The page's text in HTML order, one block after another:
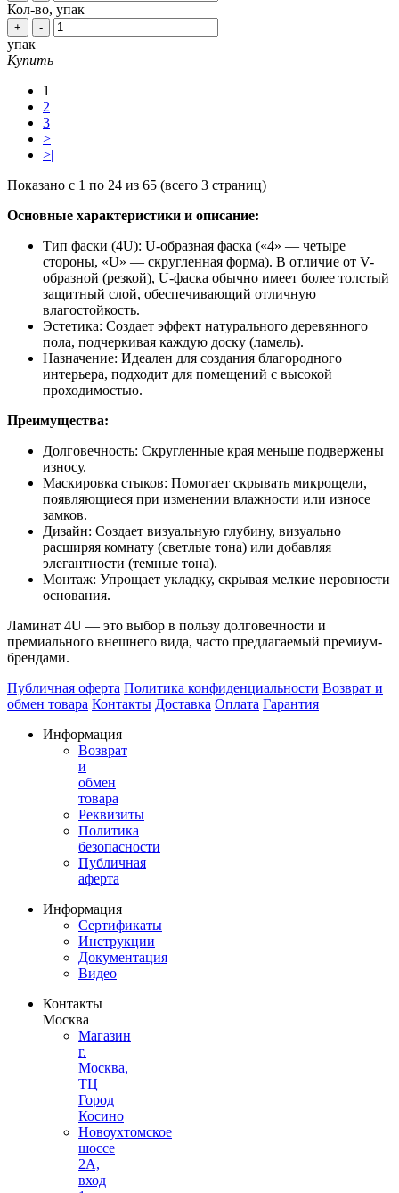
Кол-во, упак
+ -
упак
Купить
1
2
3
>
>|
Показано с 1 по 24 из 65 (всего 3 страниц)
Основные характеристики и описание:
Тип фаски (4U): U-образная фаска («4» — четыре
стороны, «U» — скругленная форма). В отличие от V-
образной (резкой), U-фаска обычно имеет более толстый
защитный слой, обеспечивающий отличную
влагостойкость.
Эстетика: Создает эффект натурального деревянного
пола, подчеркивая каждую доску (ламель).
Назначение: Идеален для создания благородного
интерьера, подходит для помещений с высокой
проходимостью.
Преимущества:
Долговечность: Скругленные края меньше подвержены
износу.
Маскировка стыков: Помогает скрывать микрощели,
появляющиеся при изменении влажности или износе
замков.
Дизайн: Создает визуальную глубину, визуально
расширяя комнату (светлые тона) или добавляя
элегантности (темные тона).
Монтаж: Упрощает укладку, скрывая мелкие неровности
основания.
Ламинат 4U — это выбор в пользу долговечности и
премиального внешнего вида, часто предлагаемый премиум-
брендами.
Публичная оферта Политика конфиденциальности Возврат и
обмен товара Контакты Доставка Оплата Гарантия
Информация
Возврат
и
обмен
товара
Реквизиты
Политика
безопасности
Публичная
аферта
Информация
Сертификаты
Инструкции
Документация
Видео
Контакты
Москва
Магазин
г.
Москва,
ТЦ
Город
Косино
Новоухтомское
шоссе
2А,
вход